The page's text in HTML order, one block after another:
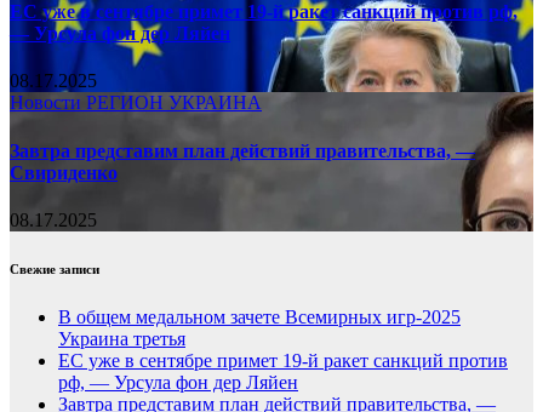
ЕС уже в сентябре примет 19-й ракет санкций против рф,
— Урсула фон дер Ляйен
08.17.2025
Новости РЕГИОН УКРАИНА
Завтра представим план действий правительства, —
Свириденко
08.17.2025
Свежие записи
В общем медальном зачете Всемирных игр-2025
Украина третья
ЕС уже в сентябре примет 19-й ракет санкций против
рф, — Урсула фон дер Ляйен
Завтра представим план действий правительства, —